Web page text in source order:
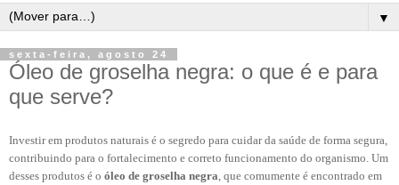
▼
sexta-feira, agosto 24
Óleo de groselha negra: o que é e para
que serve?
Investir em produtos naturais é o segredo para cuidar da saúde de forma segura,
contribuindo para o fortalecimento e correto funcionamento do organismo. Um
desses produtos é o óleo de groselha negra , que comumente é encontrado em